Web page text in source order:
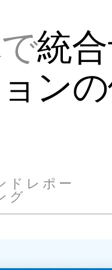
統
ンの
ドレポー
グ